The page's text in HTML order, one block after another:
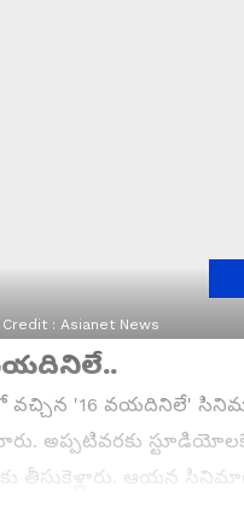
Credit : Asianet News
వచ్చిన '16 వయదినిలే'
అప్పటివరకు
తీసుకెళ్లారు. ఆయన